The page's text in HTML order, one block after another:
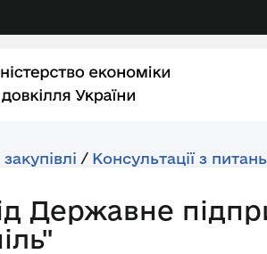
/ Консультації з
Державне